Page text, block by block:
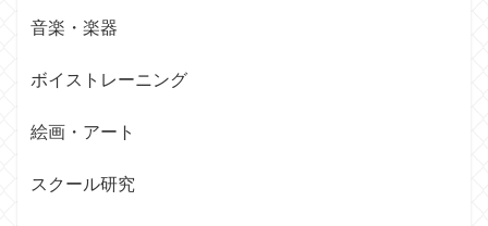
音楽・楽器
ボイストレーニング
絵画・アート
スクール研究